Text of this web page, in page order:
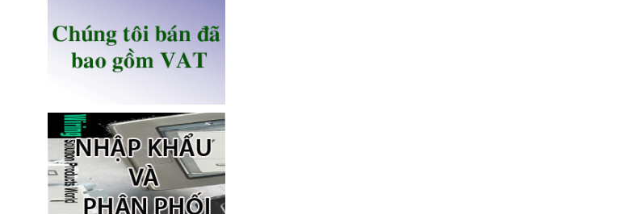
Ổ điện âm bàn đảo bếp có sạc
không dây 15W, USB-C -
Novalink KA-01
Giá: 2,650,000 VNĐ